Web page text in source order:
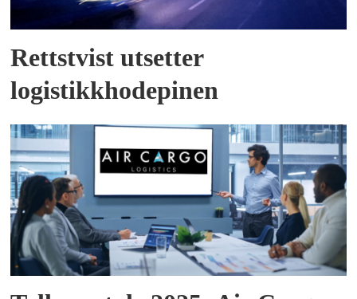
Rettstvist utsetter
logistikkhodepinen